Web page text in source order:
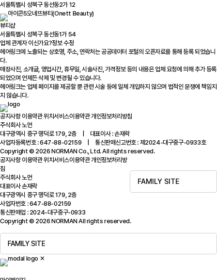
서울특별시 성북구 동선동2가 12
오네뜨뷰티(Onett Beauty)
뷰티샵
서울특별시 성북구 동선동1가 54
업체 관계자 이신가요?정보 수정
헤어링크에 노출되는 상호명, 주소, 연락처는 공공데이터 포털의 오픈자료를 통해 등록 되었습니
다.
매장사진, 소개글, 영업시간, 휴무일, 시술사진, 가격정보 등의 내용은 업체 요청에 의해 추가 등록
되었으며 언제든 삭제 및 변경될 수 있습니다.
헤어링크는 업체 페이지를 제공할 뿐 관련 시술 등에 일체 개입하지 않으며 법적인 분쟁에 책임지
지 않습니다.
공지사항이용약관위치서비스이용약관개인정보처리방침
주식회사 노먼
대구광역시 중구 명덕로 179, 2층 | 대표이사 : 손재락
사업자등록번호 : 647-88-02159 | 통신판매신고번호 : 제2024-대구중구-0933호
Copyright © 2026 NORMAN Co., Ltd. All rights reserved.
FAMILY SITE
공지사항이용약관위치서비스이용약관개인정보처리방
침
주식회사 노먼
대표이사 손재락
대구광역시 중구 명덕로 179, 2층
사업자번호 : 647-88-02159
통신판매업 : 2024-대구중구-0933
Copyright © 2026 NORMAN All rights reserved.
FAMILY SITE
✕